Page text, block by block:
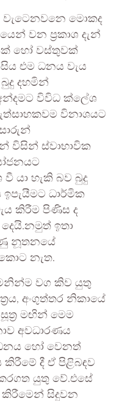
මොකද
වන ප්‍රකාශ දැන්
හෝ වස්තුවක්
එම ධනය වැය
දහමින්
විවිධ ක්ලේශ
විනාශයට
විසින් ස්වාභාවික
යා හැකි බව බුදු
ධාර්මික
කිරීම පිණිස ද
ඉතා
නූතනයේ
කොට නැත.
වග කිව යුතු
අංගුත්තර නිකායේ
මඟින් මෙම
අවධාරණය
හෝ වෙනත්
දී ඒ පිළිබඳව
යුතු වේ.එසේ
සිදුවන